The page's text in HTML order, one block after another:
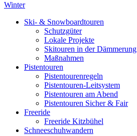
Winter
Ski- & Snowboardtouren
Schutzgüter
Lokale Projekte
Skitouren in der Dämmerung
Maßnahmen
Pistentouren
Pistentourenregeln
Pistentouren-Leitsystem
Pistentouren am Abend
Pistentouren Sicher & Fair
Freeride
Freeride Kitzbühel
Schneeschuhwandern